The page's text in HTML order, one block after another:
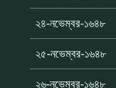
২৪-নভেম্বর-১৬৪৮
২৫-নভেম্বর-১৬৪৮
২৬-নভেম্বর-১৬৪৮